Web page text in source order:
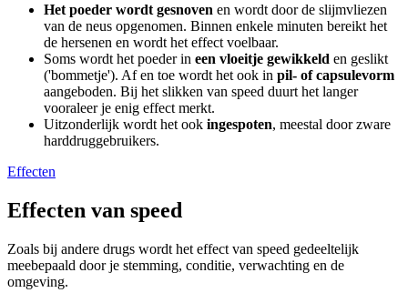
Het poeder wordt gesnoven en wordt door de slijmvliezen
van de neus opgenomen. Binnen enkele minuten bereikt het
de hersenen en wordt het effect voelbaar.
Soms wordt het poeder in een vloeitje gewikkeld en geslikt
('bommetje'). Af en toe wordt het ook in pil- of capsulevorm
aangeboden. Bij het slikken van speed duurt het langer
vooraleer je enig effect merkt.
Uitzonderlijk wordt het ook ingespoten, meestal door zware
harddruggebruikers.
Effecten
Effecten van speed
Zoals bij andere drugs wordt het effect van speed gedeeltelijk
meebepaald door je stemming, conditie, verwachting en de
omgeving.